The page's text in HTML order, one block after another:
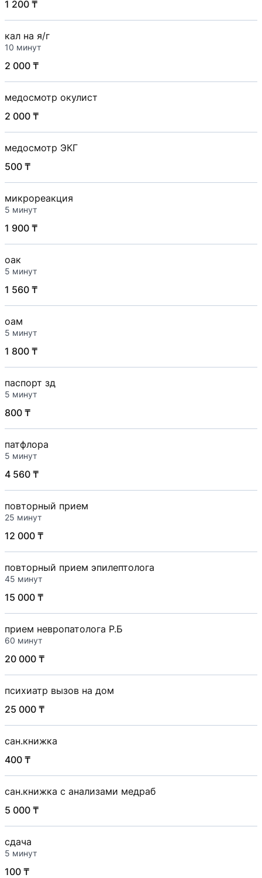
1 200 ₸
кал на я/г
10 минут
2 000 ₸
медосмотр окулист
2 000 ₸
медосмотр ЭКГ
500 ₸
микрореакция
5 минут
1 900 ₸
оак
5 минут
1 560 ₸
оам
5 минут
1 800 ₸
паспорт зд
5 минут
800 ₸
патфлора
5 минут
4 560 ₸
повторный прием
25 минут
12 000 ₸
повторный прием эпилептолога
45 минут
15 000 ₸
прием невропатолога Р.Б
60 минут
20 000 ₸
психиатр вызов на дом
25 000 ₸
сан.книжка
400 ₸
сан.книжка с анализами медраб
5 000 ₸
сдача
5 минут
100 ₸